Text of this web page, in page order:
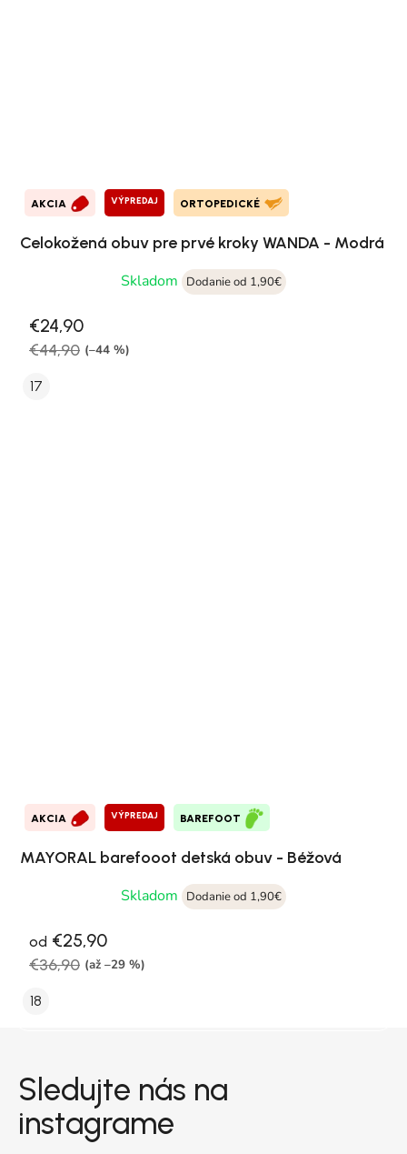
AKCIA VÝPREDAJ ORTOPEDICKÉ
Celokožená obuv pre prvé kroky WANDA - Modrá
Skladom
Dodanie od 1,90€
€24,90
€44,90 (–44 %)
17
AKCIA VÝPREDAJ BAREFOOT
MAYORAL barefooot detská obuv - Béžová
Skladom
Dodanie od 1,90€
od €25,90
€36,90 (až –29 %)
18
Sledujte nás na
instagrame